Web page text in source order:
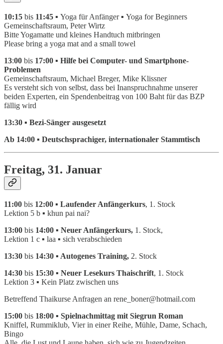
10:15 bis 11:45 ▪ Yoga für Anfänger▪ Yoga for Beginners
Gemeinschaftsraum, Peter Wirtz
Bitte Yogamatte und kleines Handtuch mitbringen
Please bring a yoga mat and a small towel
13:00 bis 17:00 ▪ Hilfe bei Computer- und Smartphone-
Problemen
Gemeinschaftsraum, Michael Breger, Mike Klissner
Es versteht sich von selbst, dass bei Inanspruchnahme unserer
beiden Experten, ein Spendenbeitrag von 100 Baht für das BZP
fällig wird
13:30 ▪ Bezi-Sänger ausgesetzt
Ab 14:00 ▪ Deutschsprachiger, internationaler Stammtisch
Freitag, 31. Januar
11:00 bis 12:00 ▪ Laufender Anfängerkurs, 1. Stock
Lektion 5 b ▪ khun pai nai?
13:00 bis 14:00 ▪ Neuer Anfängerkurs, 1. Stock,
Lektion 1 c ▪ laa ▪ sich verabschieden
13:30 bis 14:30 ▪ Autogenes Training, 2. Stock
14:30 bis 15:30 ▪ Neuer Lesekurs Thaischrift, 1. Stock
Lektion 3 ▪ Kein Platz zwischen uns
Betreffend Thaikurse Anfragen an rene_boner@hotmail.com
15:00 bis 18:00 ▪ Spielnachmittag mit Siegrun Roman
Kniffel, Rummiklub, Vier in einer Reihe, Mühle, Dame, Schach,
Bingo